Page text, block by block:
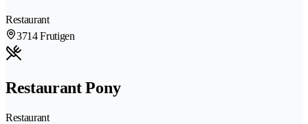
Restaurant
3714 Frutigen
Restaurant Pony
Restaurant